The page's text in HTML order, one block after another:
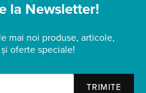
la Newsletter!
mai noi produse, articole,
oferte speciale!
TRIMITE